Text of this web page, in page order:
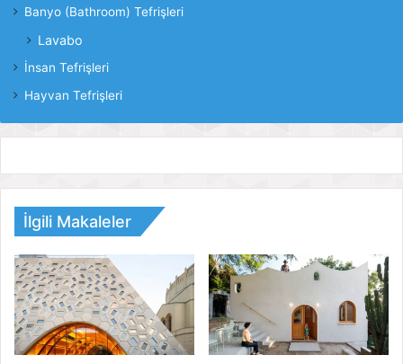
Banyo (Bathroom) Tefrişleri
Lavabo
İnsan Tefrişleri
Hayvan Tefrişleri
İlgili Makaleler